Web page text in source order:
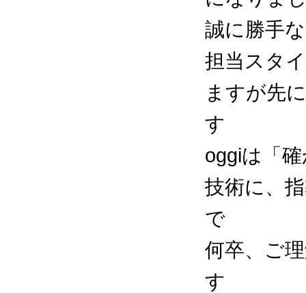
誠に勝手
担当スタ
ますが先
す
oggiは「
技術に、
で
何卒、ご
す